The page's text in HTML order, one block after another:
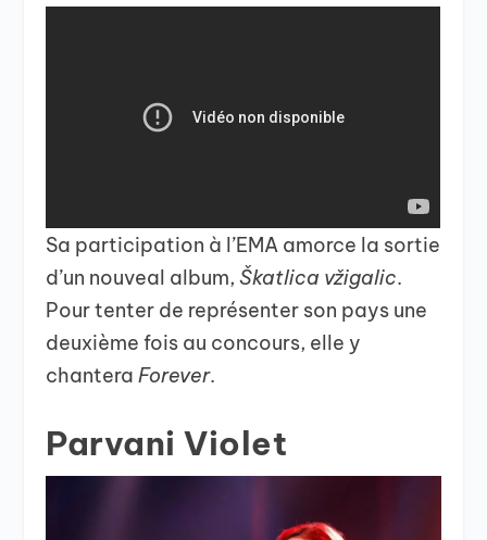
Sa participation à l’EMA amorce la sortie
d’un nouveal album,Škatlica vžigalic.
Pour tenter de représenter son pays une
deuxième fois au concours, elle y
chanteraForever.
Parvani Violet